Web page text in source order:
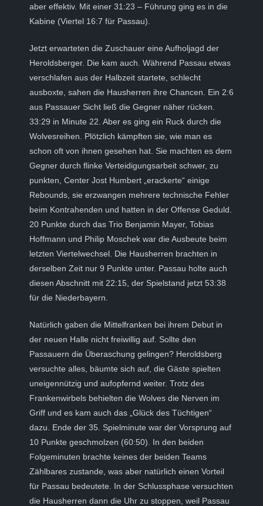
aber effektiv. Mit einer 31:23 – Führung ging es in die
Kabine (Viertel 16:7 für Passau).
Jetzt erwarteten die Zuschauer eine Aufholjagd der
Heroldsberger. Die kam auch. Während Passau etwas
verschlafen aus der Halbzeit startete, schlecht
ausboxte, sahen die Hausherren ihre Chancen. Ein 2:6
aus Passauer Sicht ließ die Gegner näher rücken.
33:29 in Minute 22. Aber es ging ein Ruck durch die
Wolvesreihen. Plötzlich kämpften sie, wie man es
schon oft von ihnen gesehen hat. Sie machten es dem
Gegner durch flinke Verteidigungsarbeit schwer, zu
punkten, Center Jost Humbert „erackerte“ einige
Rebounds, sie erzwangen mehrere technische Fehler
beim Kontrahenden und hatten in der Offense Geduld.
20 Punkte durch das Trio Benjamin Mayer, Tobias
Hoffmann und Philip Moschek war die Ausbeute beim
letzten Viertelwechsel. Die Hausherren brachten in
derselben Zeit nur 9 Punkte unter. Passau holte auch
diesen Abschnitt mit 22:15, der Spielstand jetzt 53:38
für die Niederbayern.
Natürlich gaben die Mittelfranken bei ihrem Debut in
der neuen Halle nicht freiwillig auf. Sollte den
Passauern die Überaschung gelingen? Heroldsberg
versuchte alles, bäumte sich auf, die Gäste spielten
uneigennützig und aufopfernd weiter. Trotz des
Frankenwirbels behielten die Wolves die Nerven im
Griff und es kam auch das „Glück des Tüchtigen“
dazu. Ende der 35. Spielminute war der Vorsprung auf
10 Punkte geschmolzen (60:50). In den beiden
Folgeminuten brachte keines der beiden Teams
Zählbares zustande, was aber natürlich einen Vorteil
für Passau bedeutete. In der Schlussphase versuchten
die Hausherren dann die Uhr zu stoppen, weil Passau